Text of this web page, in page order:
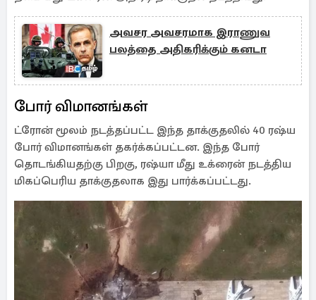
அவசர அவசரமாக இராணுவ
பலத்தை அதிகரிக்கும் கனடா
போர் விமானங்கள்
ட்ரோன் மூலம் நடத்தப்பட்ட இந்த தாக்குதலில் 40 ரஷ்ய
போர் விமானங்கள் தகர்க்கப்பட்டன. இந்த போர்
தொடங்கியதற்கு பிறகு, ரஷ்யா மீது உக்ரைன் நடத்திய
மிகப்பெரிய தாக்குதலாக இது பார்க்கப்பட்டது.